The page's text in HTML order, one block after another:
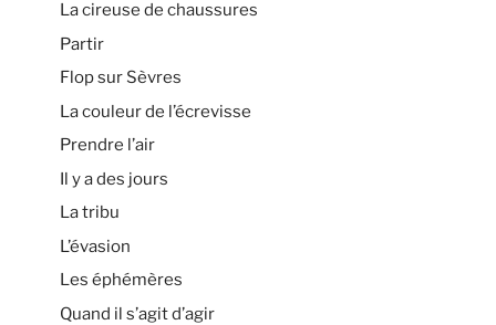
La cireuse de chaussures
Partir
Flop sur Sèvres
La couleur de l’écrevisse
Prendre l’air
Il y a des jours
La tribu
L’évasion
Les éphémères
Quand il s’agit d’agir